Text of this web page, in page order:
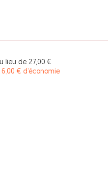
lieu de 27,00 €
6,00 € d’économie